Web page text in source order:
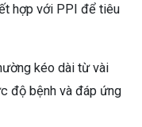
hợp với PPI để tiêu
kéo dài từ vài
độ bệnh và đáp ứng